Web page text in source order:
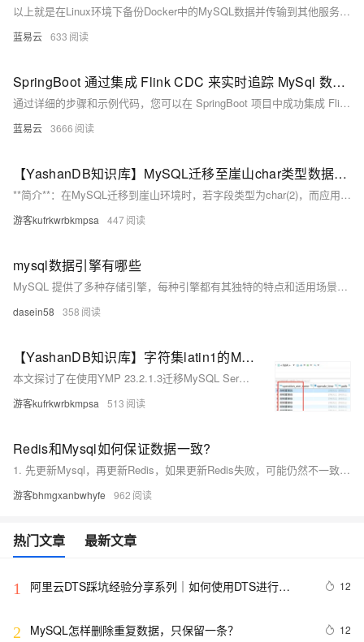
以上就是在Linux环境下备份Docker中的MySQL数据并传输到其他服务器以实现数据级别的容灾的步骤。这个过程就像是一场接力赛，数据从MySQL数据库中接力棒一样传递到备份文件，再从备份文件传递到其他服务器，最后再传递回MySQL数据库。这样，即使在灾难发生时，我们也可以快速恢复数据，保证业务的正常运行。
蓝易云 633
SpringBoot 通过集成 Flink CDC 来实时追踪 MySql 数据变动
通过详细的步骤和示例代码，您可以在 SpringBoot 项目中成功集成 Flink CDC，并实时追踪 MySQL 数据库的变动。
蓝易云 3666
【YashanDB知识库】MySQL迁移至崖山char类型数据自动补空格问题
**简介**：在MySQL迁移到崖山环境时，若字段类型为char(2)，而应用存储的数据仅为&#39;0&#39;或&#39;1&#39;，查询时崖山会自动补空格。原因是mysql的sql_mode可能启用了PAD_CHAR_TO_FULL_LENGTH模式，导致保留CHAR类型尾随空格。解决方法是与应用确认数据需求，可将崖山环境中的char类型改为varchar类型以规避补空格问题，适用于所有版本。
游客kufrkwrbkmpsa 447
mysql数据引擎有哪些
MySQL 提供了多种存储引擎，每种引擎都有其独特的特点和适用场景。以下是一些常见的 MySQL 存储引擎及其特点：
dasein58 358
【YashanDB知识库】字符集latin1的MySQL中文数据如何迁移到YashanDB
本文探讨了在使用YMP 23.2.1.3迁移MySQL Server字符集为latin1的中文数据至YashanDB时出现乱码的问题。问题根源在于MySQL latin1字符集存放的是实际utf8编码的数据，而YMP尚未支持此类场景。文章提供了两种解决方法：一是通过DBeaver直接迁移表数据；二是将MySQL表数据转换为Insert语句后手动插入YashanDB。同时指出，这两种方法适合单张表迁移，多表迁移可能存在兼容性问题，建议对问题表单独处理。
游客kufrkwrbkmpsa 513
Redis和Mysql如何保证数据⼀致?
1. 先更新Mysql，再更新Redis，如果更新Redis失败，可能仍然不⼀致 2. 先删除Redis缓存数据，再更新Mysql，再次查询的时候在将数据添加到缓存中 这种⽅案能解决1 ⽅案的问题，但是在⾼并发下性能较低，⽽且仍然会出现数据不⼀致的问题，⽐如线程1删除了 Redis缓存数据，正在更新Mysql，此时另外⼀个查询再查询，那么就会把Mysql中⽼数据⼜查到 Redis中 1. 使用MQ异步同步, 保证数据的最终一致性 我们项目中会根据业务情况 , 使用不同的方案来解决Redis和Mysql的一致性问题 : 1. 对于一些一致性要求不高的场景 , 不做处理例如 : 用户行为数据 ,
游客bhmgxanbwhyfe 962
热门文章 最新文章
1
阿里云DTS踩坑经验分享系列｜如何使用DTS进行
12
2 MySQL怎样删除重复数据，只保留一条？ 12